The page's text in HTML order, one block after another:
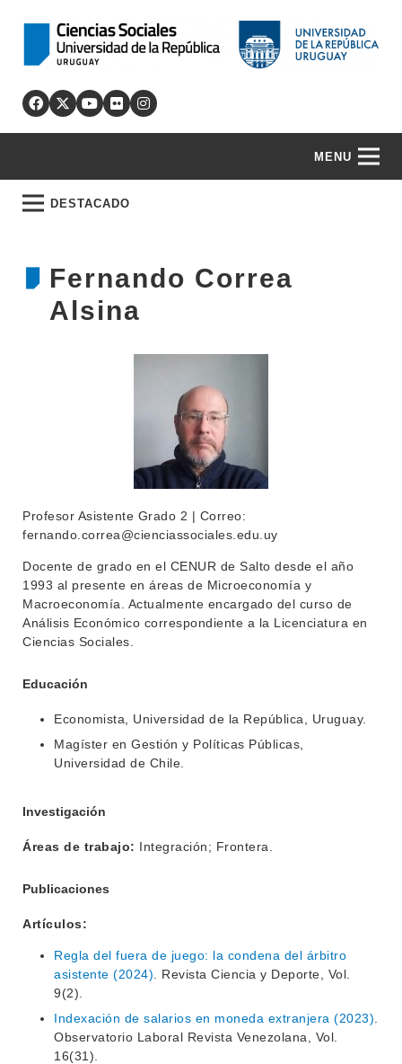
MENU
DESTACADO
Fernando Correa
Alsina
Profesor Asistente Grado 2 | Correo:
fernando.correa@cienciassociales.edu.uy
Docente de grado en el CENUR de Salto desde el año
1993 al presente en áreas de Microeconomía y
Macroeconomía. Actualmente encargado del curso de
Análisis Económico correspondiente a la Licenciatura en
Ciencias Sociales.
Educación
Economista, Universidad de la República, Uruguay.
Magíster en Gestión y Políticas Públicas,
Universidad de Chile.
Investigación
Áreas de trabajo: Integración; Frontera.
Publicaciones
Artículos:
Regla del fuera de juego: la condena del árbitro
asistente (2024) . Revista Ciencia y Deporte, Vol.
9(2).
Indexación de salarios en moneda extranjera (2023)
Observatorio Laboral Revista Venezolana, Vol.
16(31).